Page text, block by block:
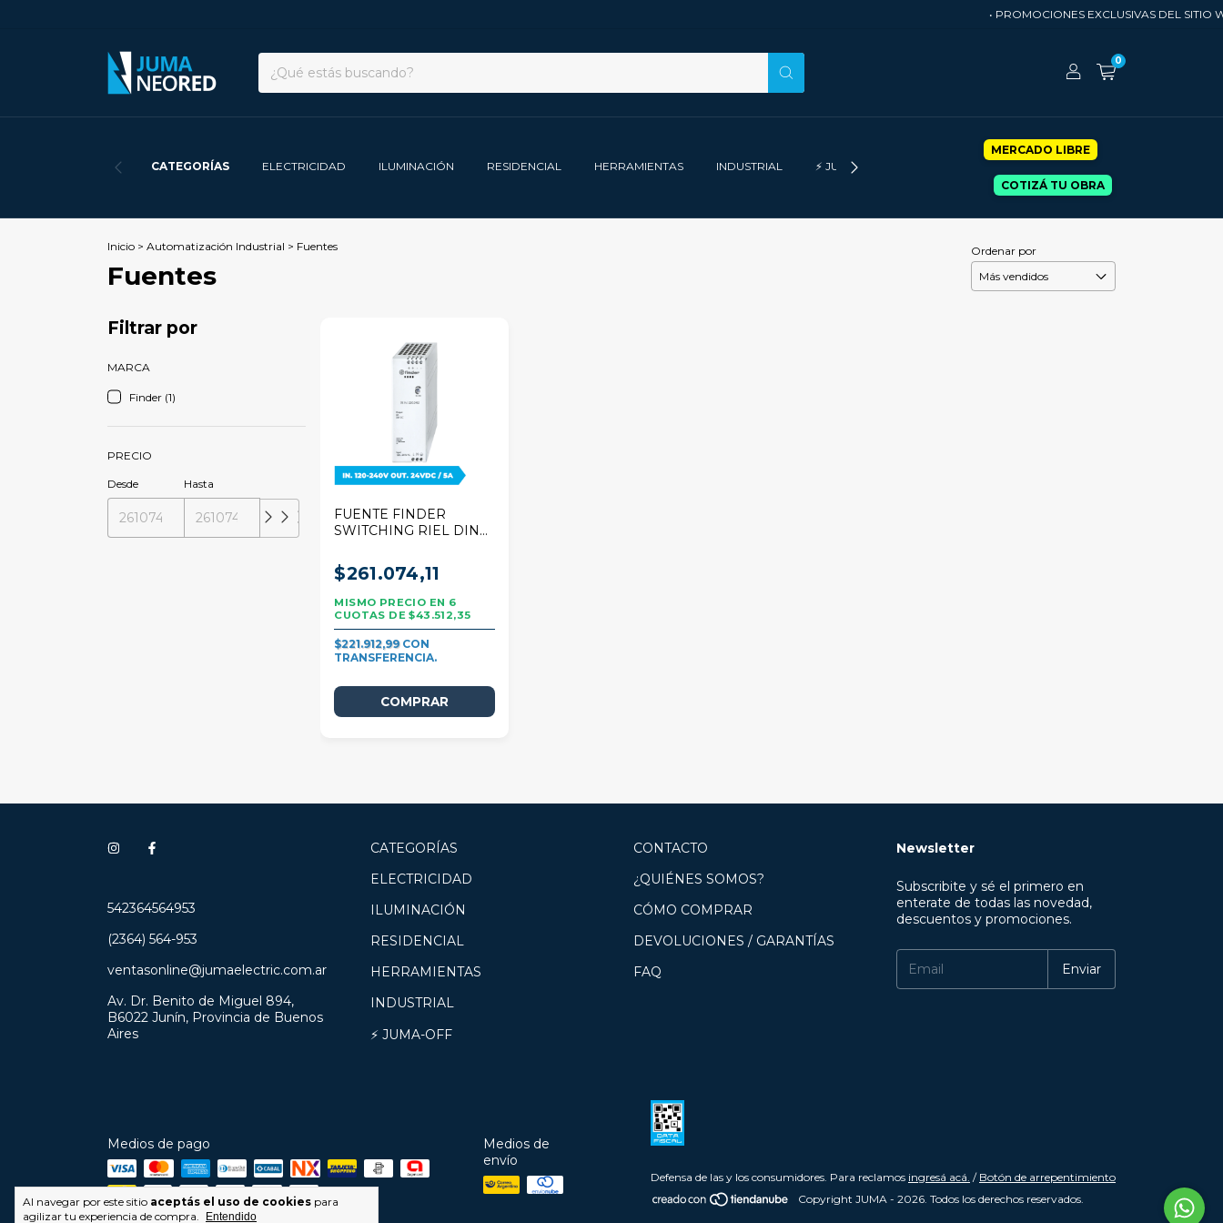
• PROMOCIONES EXCLUSIVAS DEL SITIO
0
CATEGORÍAS ELECTRICIDAD ILUMINACIÓN RESIDENCIAL HERRAMIENTAS INDUSTRIAL ⚡ JUMA-OFF
MERCADO LIBRE
COTIZÁ TU OBRA
Al navegar por este sitio aceptás el uso de cookies para
agilizar tu experiencia de compra.
Entendido
Inicio > Automatización Industrial > Fuentes
Fuentes
Ordenar por
Filtrar por
MARCA
Finder (1)
PRECIO
Desde Hasta
FUENTE FINDER
SWITCHING RIEL DIN
SALIDA 24VDC 5A 120W
$261.074,11
6
$43.512,35
$221.912,99
542364564953
(2364) 564-953
ventasonline@jumaelectric.com.ar
Av. Dr. Benito de Miguel 894,
B6022 Junín, Provincia de Buenos
Aires
CATEGORÍAS
ELECTRICIDAD
ILUMINACIÓN
RESIDENCIAL
HERRAMIENTAS
INDUSTRIAL
⚡ JUMA-OFF
CONTACTO
¿QUIÉNES SOMOS?
CÓMO COMPRAR
DEVOLUCIONES / GARANTÍAS
FAQ
Newsletter
Subscribite y sé el primero en
enterate de todas las novedad,
descuentos y promociones.
Medios de pago
Medios de
envío
Defensa de las y los consumidores. Para reclamos ingresá acá. / Botón de arrepentimiento
Copyright JUMA - 2026. Todos los derechos reservados.